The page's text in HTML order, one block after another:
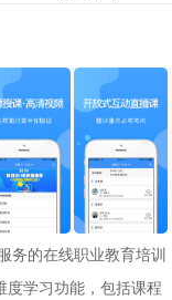
务的在线职业教育培训
度学习功能，包括课程